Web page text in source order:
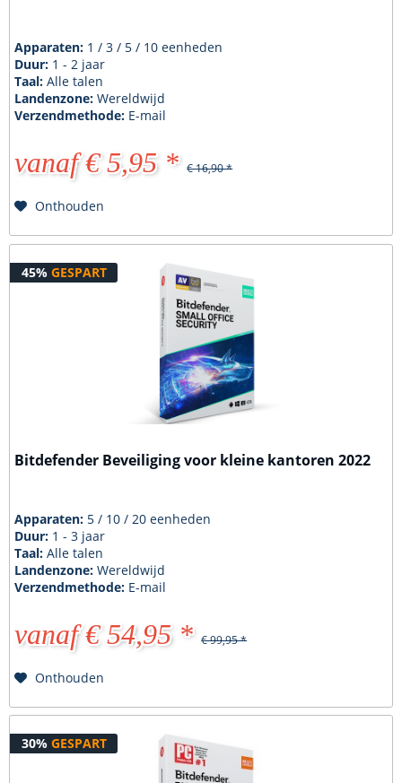
Apparaten: 1 / 3 / 5 / 10 eenheden
Duur: 1 - 2 jaar
Taal:Alle talen
Landenzone:Wereldwijd
Verzendmethode: E-mail
vanaf € 5,95 * € 16,90 *
Onthouden
45% GESPART
Bitdefender Beveiliging voor kleine kantoren 2022
Apparaten: 5 / 10 / 20 eenheden
Duur: 1 - 3 jaar
Taal:Alle talen
Landenzone:Wereldwijd
Verzendmethode: E-mail
vanaf € 54,95 * € 99,95 *
Onthouden
30% GESPART